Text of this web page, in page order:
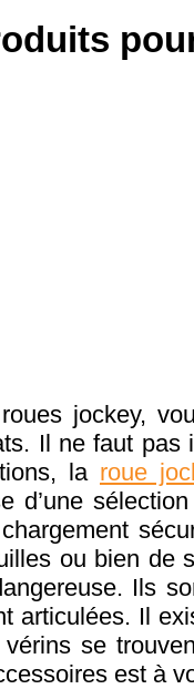
jockey,
Il ne faut pas
la roue
d’une
ou bien de
Ils
articulées. Il
se
est à